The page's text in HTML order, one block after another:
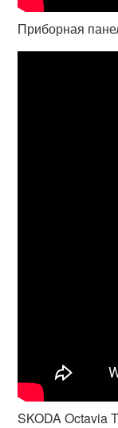
Приборная
SKODA Octavia